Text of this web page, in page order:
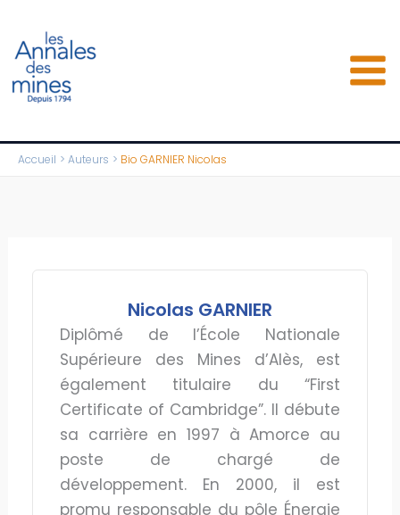
contenu
Accueil Auteurs Bio GARNIER Nicolas
Nicolas GARNIER
Diplômé de l’École Nationale
Supérieure des Mines d’Alès, est
également titulaire du “First
Certificate of Cambridge”. Il débute
sa carrière en 1997 à Amorce au
poste de chargé de
développement. En 2000, il est
promu responsable du pôle Énergie